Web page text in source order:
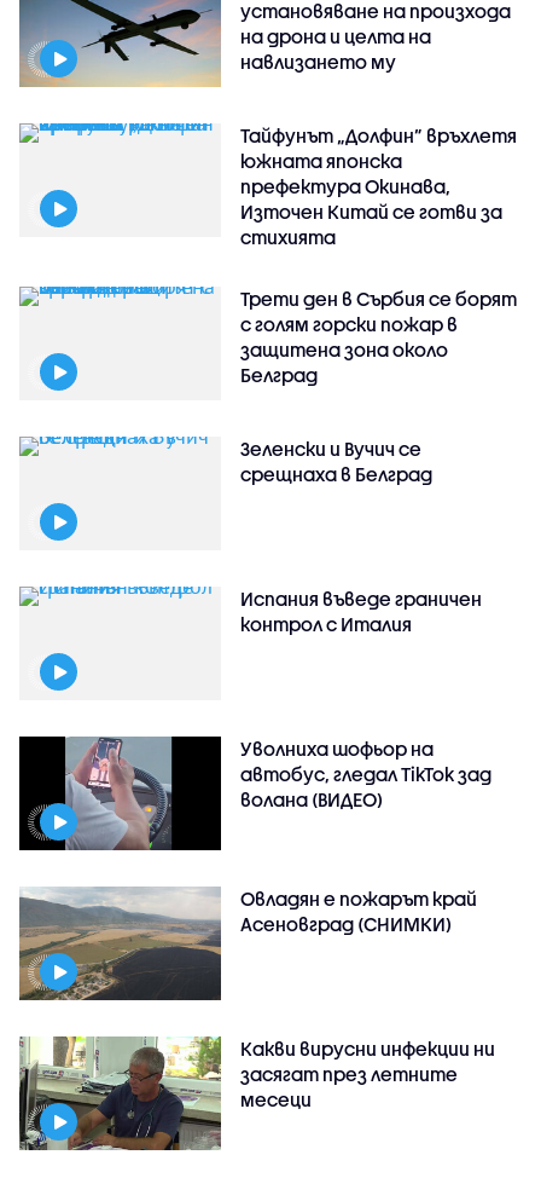
установяване на произхода
на дрона и целта на
навлизането му
Тайфунът „Долфин” връхлетя
южната японска
префектура Окинава,
Източен Китай се готви за
стихията
Трети ден в Сърбия се борят
с голям горски пожар в
защитена зона около
Белград
Зеленски и Вучич се
срещнаха в Белград
Испания въведе граничен
контрол с Италия
Уволниха шофьор на
автобус, гледал TikTok зад
волана (ВИДЕО)
Овладян е пожарът край
Асеновград (СНИМКИ)
Какви вирусни инфекции ни
засягат през летните
месеци